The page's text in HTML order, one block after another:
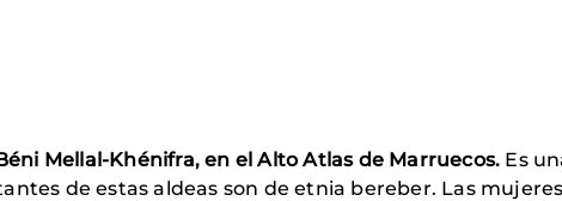
Mellal-Khénifra, en el Alto Atlas de Marruecos. Es
de estas aldeas son de etnia bereber. Las